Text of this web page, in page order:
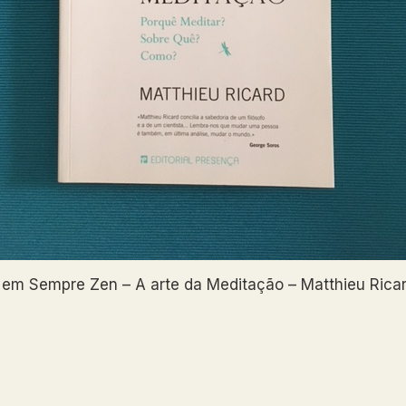
Sempre Zen – A arte da Meditação – Matthieu